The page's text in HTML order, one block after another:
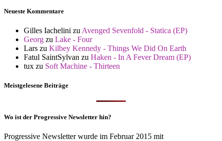
Neueste Kommentare
Gilles Iachelini zu Avenged Sevenfold - Statica (EP)
Georg zu Lake - Four
Lars zu Kilbey Kennedy - Things We Did On Earth
Fatul SaintSylvan zu Haken - In A Fever Dream (EP)
tux zu Soft Machine - Thirteen
Meistgelesene Beiträge
Wo ist der Progressive Newsletter hin?
Progressive Newsletter wurde im Februar 2015 mit